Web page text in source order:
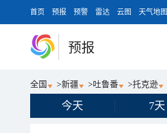
首页 预报 预警 雷达 云图 天气地图
预报
全国 >新疆 >吐鲁番 >托克逊
今天 7天